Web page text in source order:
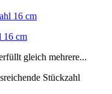
16 cm
gleich mehrere...
Stückzahl